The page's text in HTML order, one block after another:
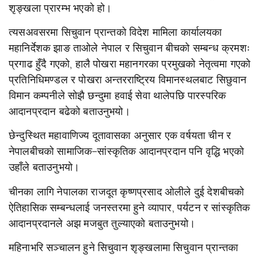
शृङ्खला प्रारम्भ भएको हो।
त्यसअवसरमा सिचुवान प्रान्तको विदेश मामिला कार्यालयका
महानिर्देशक झाङ ताओले नेपाल र सिचुवान बीचको सम्बन्ध क्रमशः
प्रगाढ हुँदै गएको, हालै पोखरा महानगरका प्रमुखको नेतृत्वमा गएको
प्रतिनिधिमण्डल र पोखरा अन्तरराष्ट्रिय विमानस्थलबाट सिछुवान
विमान कम्पनीले सोझै छन्दुमा हवाई सेवा थालेपछि पारस्परिक
आदानप्रदान बढेको बताउनुभयो।
छेन्दुस्थित महावाणिज्य दूतावासका अनुसार एक वर्षयता चीन र
नेपालबीचको सामाजिक–सांस्कृतिक आदानप्रदान पनि वृद्धि भएको
उहाँले बताउनुभयो।
चीनका लागि नेपालका राजदूत कृष्णप्रसाद ओलीले दुई देशबीचको
ऐतिहासिक सम्बन्धलाई जनस्तरमा हुने व्यापार, पर्यटन र सांस्कृतिक
आदानप्रदानले अझ मजबुत तुल्याएको बताउनुभयो।
महिनाभरि सञ्चालन हुने सिचुवान शृङ्खलामा सिचुवान प्रान्तका